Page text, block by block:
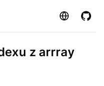
Strona
z arrray